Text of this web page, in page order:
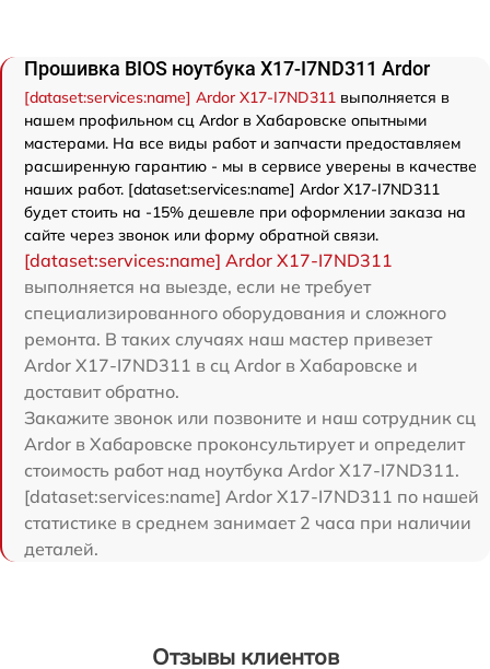
Прошивка BIOS ноутбука X17-I7ND311 Ardor
[dataset:services:name] Ardor X17-I7ND311 выполняется в
нашем профильном сц Ardor в Хабаровске опытными
мастерами. На все виды работ и запчасти предоставляем
расширенную гарантию - мы в сервисе уверены в качестве
наших работ. [dataset:services:name] Ardor X17-I7ND311
будет стоить на -15% дешевле при оформлении заказа на
сайте через звонок или форму обратной связи.
[dataset:services:name] Ardor X17-I7ND311
выполняется на выезде, если не требует
специализированного оборудования и сложного
ремонта. В таких случаях наш мастер привезет
Ardor X17-I7ND311 в сц Ardor в Хабаровске и
доставит обратно.
Закажите звонок или позвоните и наш сотрудник сц
Ardor в Хабаровске проконсультирует и определит
стоимость работ над ноутбука Ardor X17-I7ND311.
[dataset:services:name] Ardor X17-I7ND311 по нашей
статистике в среднем занимает 2 часа при наличии
деталей.
Отзывы клиентов